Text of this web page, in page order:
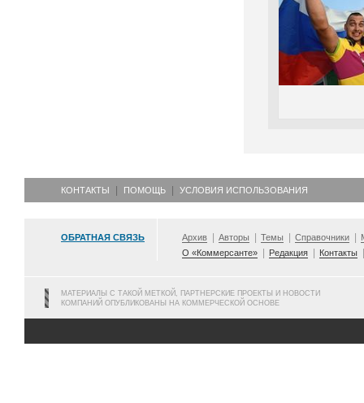
КОНТАКТЫ ПОМОЩЬ УСЛОВИЯ ИСПОЛЬЗОВАНИЯ
ОБРАТНАЯ СВЯЗЬ Архив Авторы Темы Справочники
О «Коммерсанте»
Редакция Контакты
МАТЕРИАЛЫ С ТАКОЙ МЕТКОЙ, ПАРТНЕРСКИЕ ПРОЕКТЫ И НОВОСТИ
КОМПАНИЙ ОПУБЛИКОВАНЫ НА КОММЕРЧЕСКОЙ ОСНОВЕ